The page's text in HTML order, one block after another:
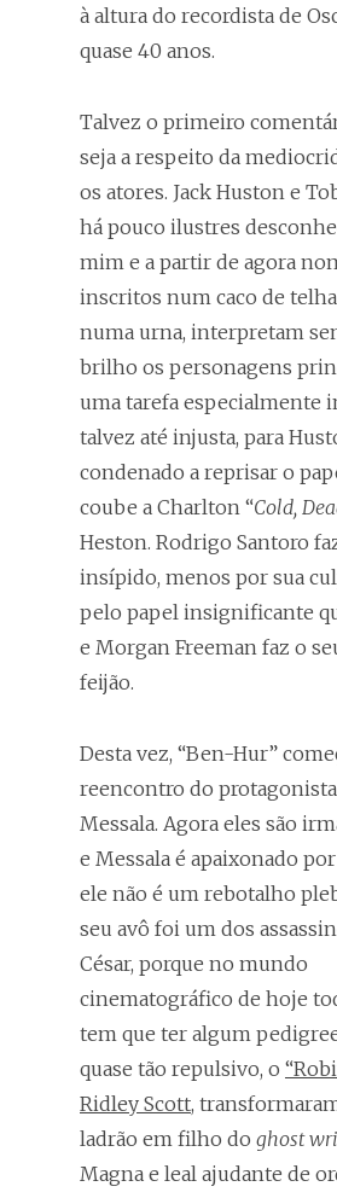
à altura do recordista de
quase 40 anos.
Talvez o primeiro
seja a respeito da
os atores. Jack Huston e
há pouco ilustres
mim e a partir de agora
inscritos num caco de
numa urna, interpretam
brilho os personagens
uma tarefa especialmente
talvez até injusta, para
condenado a reprisar o
coube a Charlton “Cold,
Heston. Rodrigo Santoro
insípido, menos por sua
pelo papel insignificante
e Morgan Freeman faz o
feijão.
Desta vez, “Ben-Hur”
reencontro do
Messala. Agora eles são
e Messala é apaixonado
ele não é um rebotalho
seu avô foi um dos
César, porque no mundo
cinematográfico de hoje
tem que ter algum
quase tão repulsivo, o
Ridley Scott,
ladrão em filho do ghost
Magna e leal ajudante de